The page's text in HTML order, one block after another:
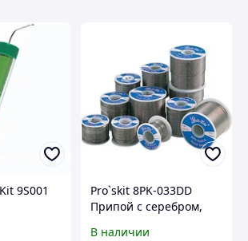
9S001 Pro`skit 8PK-033DD
Припой с серебром,
В наличии